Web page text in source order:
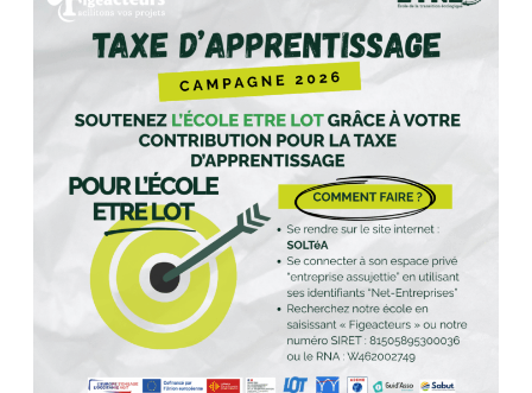
et collectives: composteurs, signalétique pour le festival
Fijazz, vélo parade… autant de projets fédérateurs qui leur
permettent de donner du sens à leurs apprentissages.
Des perspectives pour la suite :
Ce premier semestre 2025 démontre que l’École ETRE Lot est
bien plus qu’un lieu de formation : c’est un espace de
remobilisation, d’expérimentation et de transmissionau
service des jeunes et du territoire.
L’école souhaite désormais approfondir certains axes,
notamment la transformation alimentaire et les ateliers
cuisine, mais aussi développer des chantiers plus longs et
qualifiants pour favoriser encore davantage la montée en
compétences.